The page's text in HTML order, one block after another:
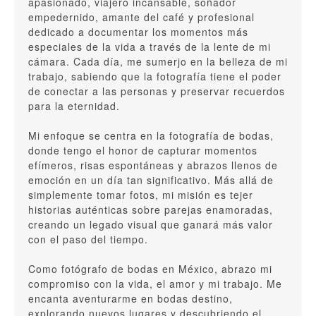
empedernido, amante del café y profesional
dedicado a documentar los momentos más
especiales de la vida a través de la lente de mi
cámara. Cada día, me sumerjo en la belleza de mi
trabajo, sabiendo que la fotografía tiene el poder
de conectar a las personas y preservar recuerdos
para la eternidad.
Mi enfoque se centra en la fotografía de bodas,
donde tengo el honor de capturar momentos
efímeros, risas espontáneas y abrazos llenos de
emoción en un día tan significativo. Más allá de
simplemente tomar fotos, mi misión es tejer
historias auténticas sobre parejas enamoradas,
creando un legado visual que ganará más valor
con el paso del tiempo.
Como fotógrafo de bodas en México, abrazo mi
compromiso con la vida, el amor y mi trabajo. Me
encanta aventurarme en bodas destino,